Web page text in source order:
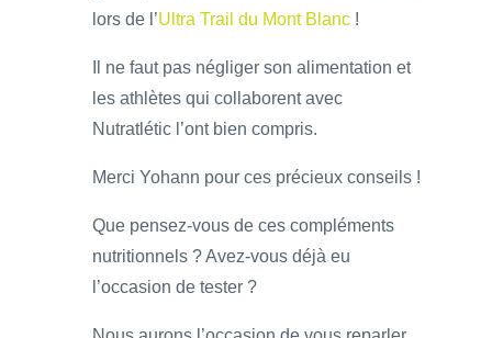
lors de l’Ultra Trail du Mont Blanc !
Il ne faut pas négliger son alimentation et
les athlètes qui collaborent avec
Nutratlétic l’ont bien compris.
Merci Yohann pour ces précieux conseils !
Que pensez-vous de ces compléments
nutritionnels ? Avez-vous déjà eu
l’occasion de tester ?